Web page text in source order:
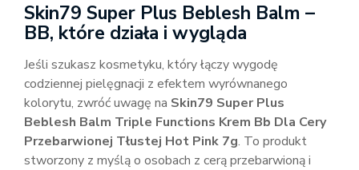
Skin79 Super Plus Beblesh Balm –
BB, które działa i wygląda
Jeśli szukasz kosmetyku, który łączy wygodę
codziennej pielęgnacji z efektem wyrównanego
kolorytu, zwróć uwagę na Skin79 Super Plus
Beblesh Balm Triple Functions Krem Bb Dla Cery
Przebarwionej Tłustej Hot Pink 7g. To produkt
stworzony z myślą o osobach z cerą przebarwioną i